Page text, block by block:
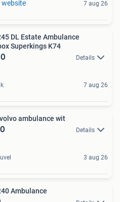
website
7 aug 26
DL Estate Ambulance
Superkings K74
Details
7 aug 26
ambulance wit
Details
3 aug 26
Ambulance